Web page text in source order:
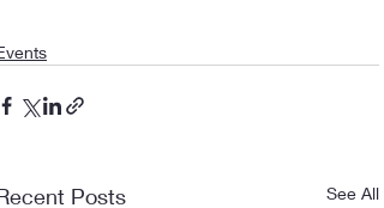
Posts See All